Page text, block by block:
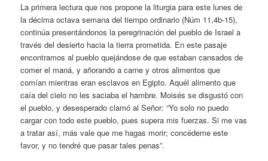
La primera lectura que nos propone la liturgia para este lunes de
la décima octava semana del tiempo ordinario (Núm 11,4b-15),
continúa presentándonos la peregrinación del pueblo de Israel a
través del desierto hacia la tierra prometida. En este pasaje
encontramos al pueblo quejándose de que estaban cansados de
comer el maná, y añorando a carne y otros alimentos que
comían mientras eran esclavos en Egipto. Aquél alimento que
caía del cielo no les saciaba el hambre. Moisés se disgustó con
el pueblo, y desesperado clamó al Señor: “Yo solo no puedo
cargar con todo este pueblo, pues supera mis fuerzas. Si me vas
a tratar así, más vale que me hagas morir; concédeme este
favor, y no tendré que pasar tales penas”.